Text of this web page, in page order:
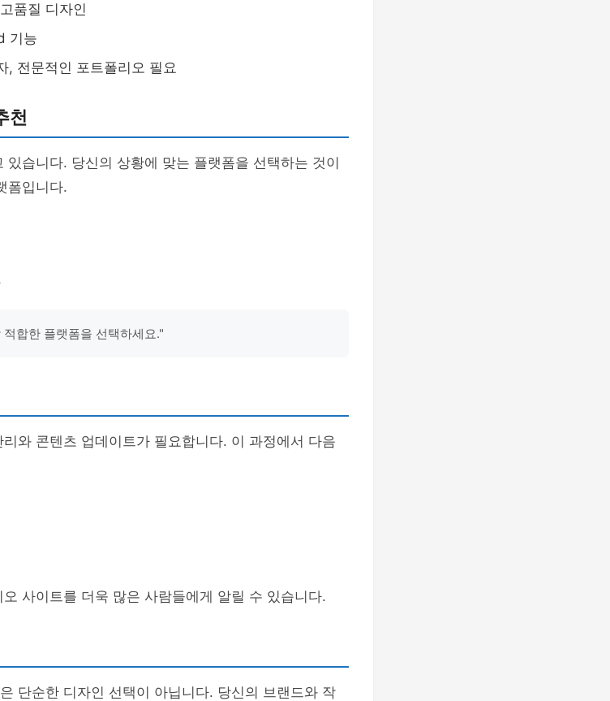
품질 디자인
기능
전문적인 포트폴리오 필요
천
습니다. 당신의 상황에 맞는 플랫폼을 선택하는 것이
폼입니다.
합한 플랫폼을 선택하세요."
와 콘텐츠 업데이트가 필요합니다. 이 과정에서 다음
사이트를 더욱 많은 사람들에게 알릴 수 있습니다.
단순한 디자인 선택이 아닙니다. 당신의 브랜드와 작